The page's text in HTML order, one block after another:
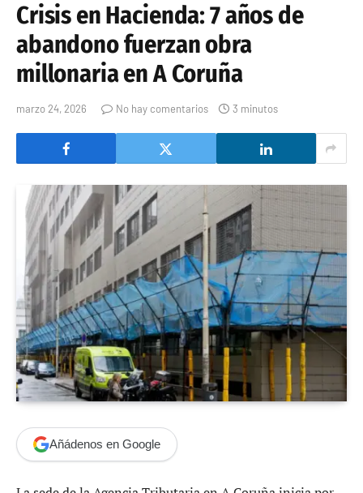
Crisis en Hacienda: 7 años de
abandono fuerzan obra
millonaria en A Coruña
marzo 24, 2026 No hay comentarios 3 minutos
Añádenos en Google